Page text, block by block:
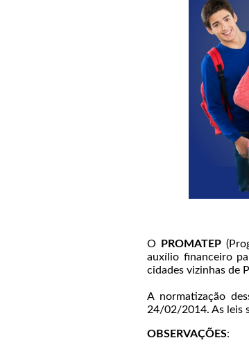
O PROMATEP
auxílio financeiro
cidades vizinhas de
A normatização
24/02/2014. As leis
OBSERVAÇÕES: